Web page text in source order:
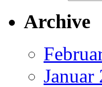
Archive
Januar